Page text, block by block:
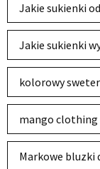
Jakie sukienki
Jakie sukienki
kolorowy
mango
Markowe bluzki